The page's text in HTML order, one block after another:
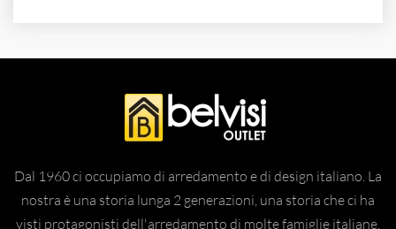
Dal 1960 ci occupiamo di arredamento e di design italiano. La
nostra è una storia lunga 2 generazioni, una storia che ci ha
visti protagonisti dell'arredamento di molte famiglie italiane.